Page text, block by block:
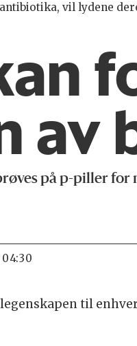
vil lydene
av
på p-piller for
04:30
til